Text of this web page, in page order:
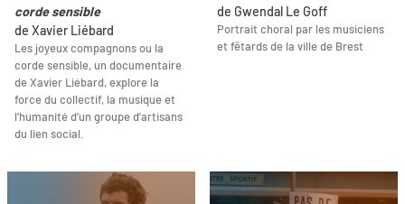
corde sensible
de Xavier Liébard
Les joyeux compagnons ou la
corde sensible, un documentaire
de Xavier Liébard, explore la
force du collectif, la musique et
l’humanité d’un groupe d’artisans
du lien social.
de Gwendal Le Goff
Portrait choral par les musiciens
et fêtards de la ville de Brest